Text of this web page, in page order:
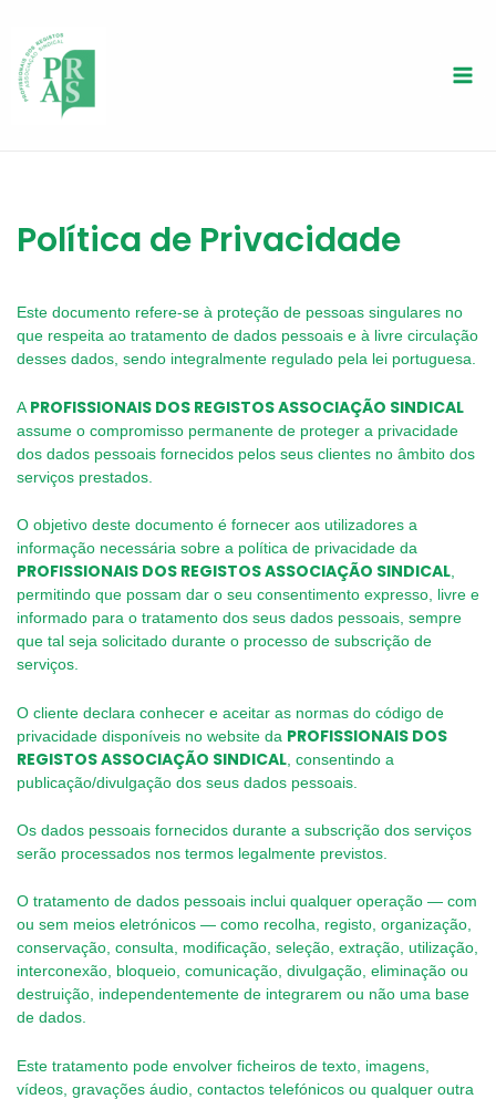
content
Política de Privacidade
Este documento refere-se à proteção de pessoas singulares no
que respeita ao tratamento de dados pessoais e à livre circulação
desses dados, sendo integralmente regulado pela lei portuguesa.
A PROFISSIONAIS DOS REGISTOS ASSOCIAÇÃO SINDICAL
assume o compromisso permanente de proteger a privacidade
dos dados pessoais fornecidos pelos seus clientes no âmbito dos
serviços prestados.
O objetivo deste documento é fornecer aos utilizadores a
informação necessária sobre a política de privacidade da
PROFISSIONAIS DOS REGISTOS ASSOCIAÇÃO SINDICAL
permitindo que possam dar o seu consentimento expresso, livre e
informado para o tratamento dos seus dados pessoais, sempre
que tal seja solicitado durante o processo de subscrição de
serviços.
O cliente declara conhecer e aceitar as normas do código de
privacidade disponíveis no website da PROFISSIONAIS DOS
REGISTOS ASSOCIAÇÃO SINDICAL , consentindo a
publicação/divulgação dos seus dados pessoais.
Os dados pessoais fornecidos durante a subscrição dos serviços
serão processados nos termos legalmente previstos.
O tratamento de dados pessoais inclui qualquer operação — com
ou sem meios eletrónicos — como recolha, registo, organização,
conservação, consulta, modificação, seleção, extração, utilização,
interconexão, bloqueio, comunicação, divulgação, eliminação ou
destruição, independentemente de integrarem ou não uma base
de dados.
Este tratamento pode envolver ficheiros de texto, imagens,
vídeos, gravações áudio, contactos telefónicos ou qualquer outra